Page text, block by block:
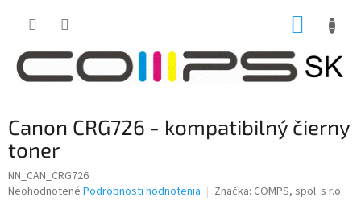
Canon CRG726 - kompatibilný čierny
toner
NN_CAN_CRG726
Priemerné
Neohodnotené Podrobnosti hodnotenia Značka: COMPS, spol. s r.o.